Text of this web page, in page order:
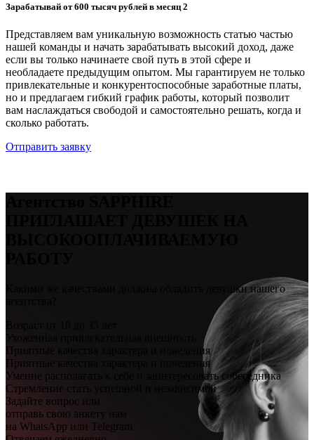
Зарабатывай от 600 тысяч рублей в месяц 2
Представляем вам уникальную возможность статью частью
нашей команды и начать зарабатывать высокий доход, даже
если вы только начинаете свой путь в этой сфере и
необладаете предыдущим опытом. Мы гарантируем не только
привлекательные и конкурентоспособные заработные платы,
но и предлагаем гибкий график работы, который позволит
вам наслаждаться свободой и самостоятельно решать, когда и
сколько работать.
Отправить заявку
Какими же качествами должны обладить девушки нашего
Ухоженная привлекательная внешность
Приятные качества характера и поведения
Приятные качества характера и поведения
Умение располагать к себе и заинтересовать собеседника
Стремление стать успешной и независимой
Задайте вопрос или
отправь свою анкету нам
на WhatsApp или Telegram